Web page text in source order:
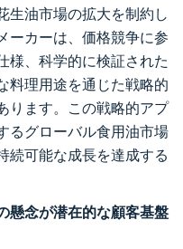
生油市場の拡大を制約し
ーカーは、価格競争に参
様、科学的に検証された
料理用途を通じた戦略的
ります。この戦略的アプ
るグローバル食用油市場
続可能な成長を達成する
懸念が潜在的な顧客基盤